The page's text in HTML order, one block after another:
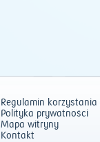
Regulamin
Polityka prywatności
Mapa witryny
Kontakt